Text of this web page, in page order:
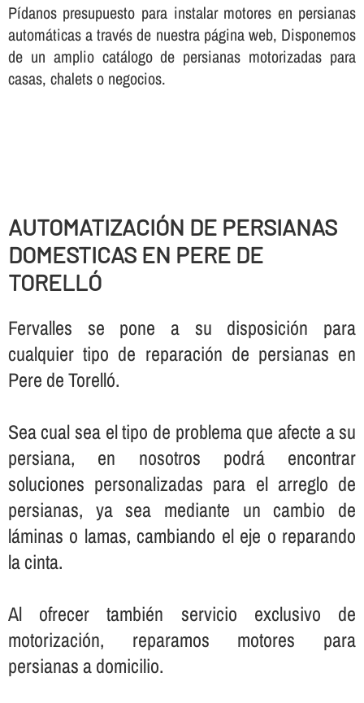
Pí­danos presupuesto para instalar motores en persianas
automáticas a través de nuestra página web, Disponemos
de un amplio catálogo de persianas motorizadas para
casas, chalets o negocios.
AUTOMATIZACIÓN DE PERSIANAS
DOMESTICAS EN PERE DE
TORELLÓ
Fervalles se pone a su disposición para
cualquier tipo de reparación de persianas en
Pere de Torelló.
Sea cual sea el tipo de problema que afecte a su
persiana, en nosotros podrá encontrar
soluciones personalizadas para el arreglo de
persianas, ya sea mediante un cambio de
láminas o lamas, cambiando el eje o reparando
la cinta.
Al ofrecer también servicio exclusivo de
motorización, reparamos motores para
persianas a domicilio.